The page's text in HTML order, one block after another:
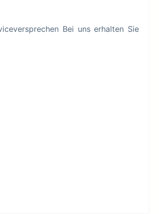
Bei uns erhalten Sie